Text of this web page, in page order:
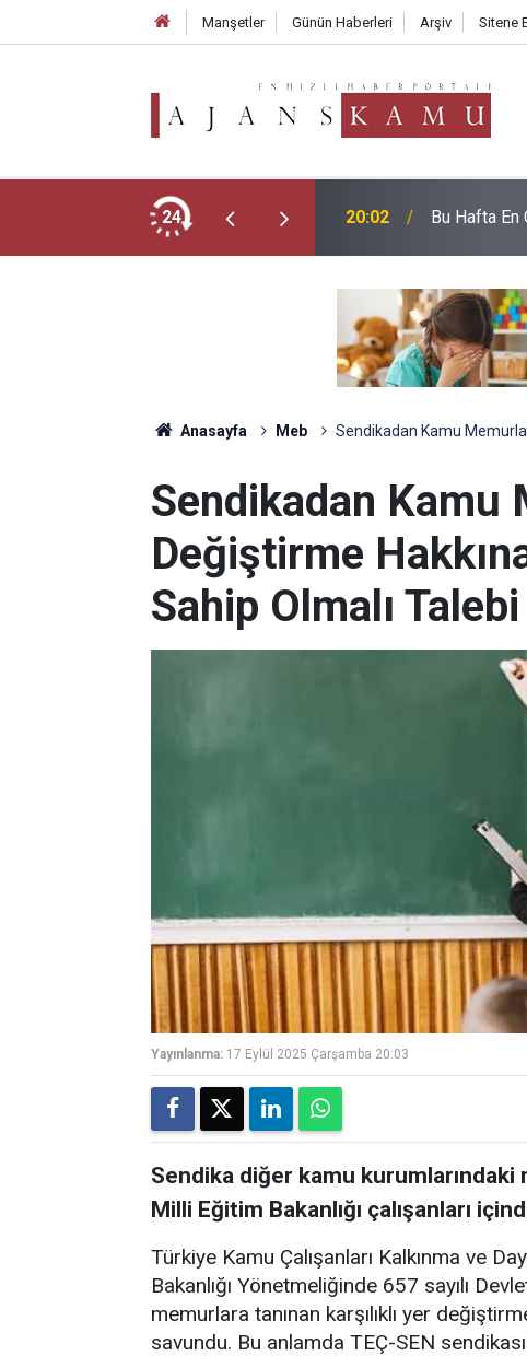
Manşetler Günün Haberleri Arşiv Sitene
24
O İllere Gönderilebilecek 20:02 Bu Hafta En
Anasayfa Meb Sendikadan Kamu
Sendikadan Kamu
Değiştirme
Sahip Olmalı Talebi
Yayınlanma: 17 Eylül 2025 Çarşamba 20:03
Sendika diğer kamu kurumlarındaki
Milli Eğitim Bakanlığı çalışanları
Türkiye Kamu Çalışanları Kalkınma ve
Bakanlığı Yönetmeliğinde 657 sayılı
memurlara tanınan karşılıklı yer
savundu. Bu anlamda TEÇ-SEN